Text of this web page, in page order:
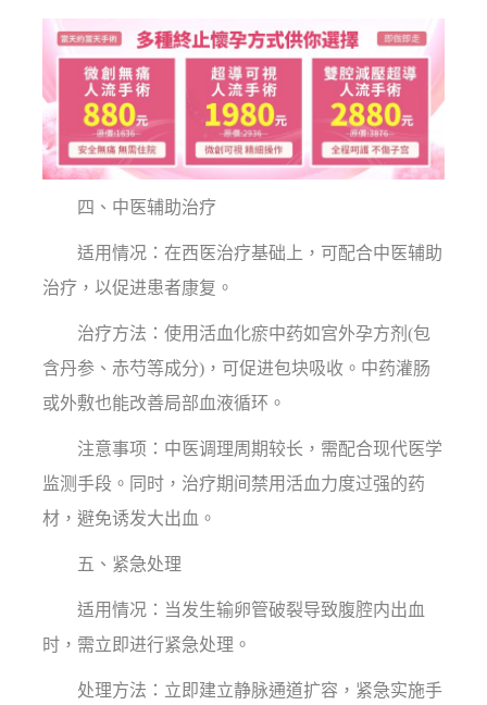
四、中医辅助治疗
适用情况：在西医治疗基础上，可配合中医辅助
治疗，以促进患者康复。
治疗方法：使用活血化瘀中药如宫外孕方剂(包
含丹参、赤芍等成分)，可促进包块吸收。中药灌肠
或外敷也能改善局部血液循环。
注意事项：中医调理周期较长，需配合现代医学
监测手段。同时，治疗期间禁用活血力度过强的药
材，避免诱发大出血。
五、紧急处理
适用情况：当发生输卵管破裂导致腹腔内出血
时，需立即进行紧急处理。
处理方法：立即建立静脉通道扩容，紧急实施手